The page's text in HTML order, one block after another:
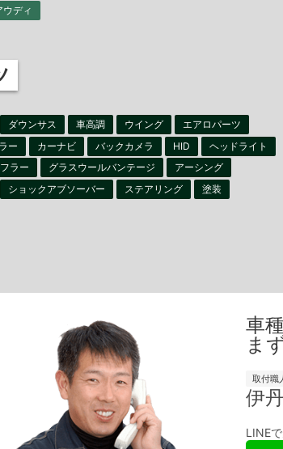
ウディ
ダウンサス 車高調 ウイング
エアロパーツ
ー カーナビ バックカメラ HID
ヘッドライト
ラー グラスウールバンテージ
アーシング
ショックアブソーバー ステアリング 塗装
車
ま
取付
伊
LINE